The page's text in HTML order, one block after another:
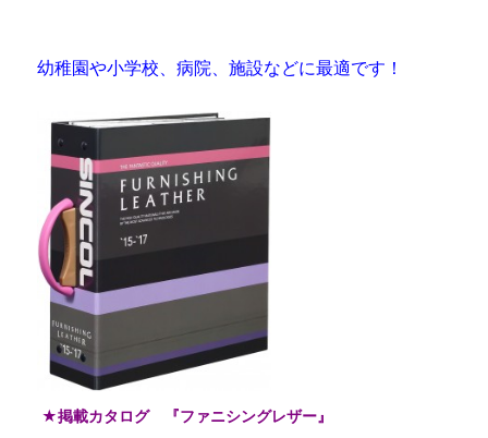
幼稚園や小学校、病院、施設などに最適です！
★掲載カタログ 『ファニシングレザー』